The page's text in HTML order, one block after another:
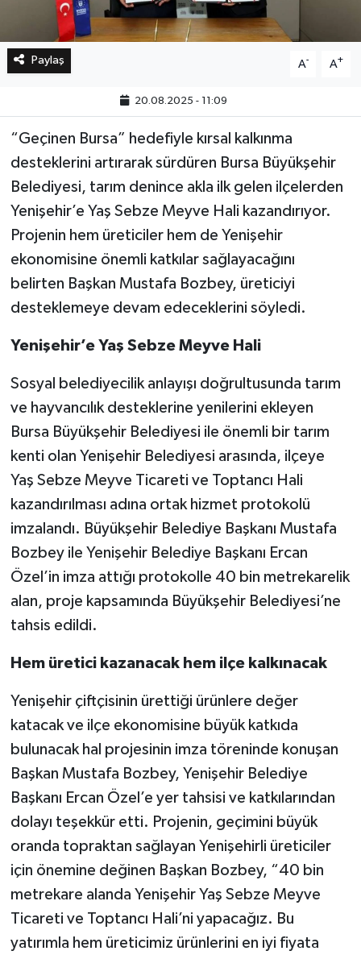
Paylaş A- A+
20.08.2025 - 11:09
“Geçinen Bursa” hedefiyle kırsal kalkınma
desteklerini artırarak sürdüren Bursa Büyükşehir
Belediyesi, tarım denince akla ilk gelen ilçelerden
Yenişehir’e Yaş Sebze Meyve Hali kazandırıyor.
Projenin hem üreticiler hem de Yenişehir
ekonomisine önemli katkılar sağlayacağını
belirten Başkan Mustafa Bozbey, üreticiyi
desteklemeye devam edeceklerini söyledi.
Yenişehir’e Yaş Sebze Meyve Hali
Sosyal belediyecilik anlayışı doğrultusunda tarım
ve hayvancılık desteklerine yenilerini ekleyen
Bursa Büyükşehir Belediyesi ile önemli bir tarım
kenti olan Yenişehir Belediyesi arasında, ilçeye
Yaş Sebze Meyve Ticareti ve Toptancı Hali
kazandırılması adına ortak hizmet protokolü
imzalandı. Büyükşehir Belediye Başkanı Mustafa
Bozbey ile Yenişehir Belediye Başkanı Ercan
Özel’in imza attığı protokolle 40 bin metrekarelik
alan, proje kapsamında Büyükşehir Belediyesi’ne
tahsis edildi.
Hem üretici kazanacak hem ilçe kalkınacak
Yenişehir çiftçisinin ürettiği ürünlere değer
katacak ve ilçe ekonomisine büyük katkıda
bulunacak hal projesinin imza töreninde konuşan
Başkan Mustafa Bozbey, Yenişehir Belediye
Başkanı Ercan Özel’e yer tahsisi ve katkılarından
dolayı teşekkür etti. Projenin, geçimini büyük
oranda topraktan sağlayan Yenişehirli üreticiler
için önemine değinen Başkan Bozbey, “40 bin
metrekare alanda Yenişehir Yaş Sebze Meyve
Ticareti ve Toptancı Hali’ni yapacağız. Bu
yatırımla hem üreticimiz ürünlerini en iyi fiyata